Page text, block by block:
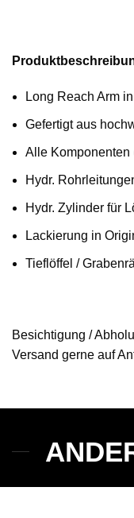
Produktbeschreibu
Long Reach Arm
Gefertigt aus
Alle Komponenten
Hydr.
Hydr. Zylinder für
Lackierung in
Tieflöffel /
Besichtigung /
Versand gerne auf